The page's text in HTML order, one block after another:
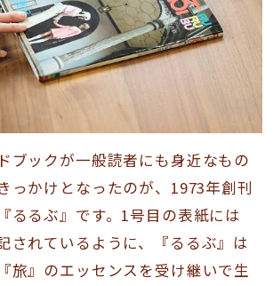
ブックが一般読者にも身近なもの
っかけとなったのが、1973年創刊
るるぶ』です。1号目の表紙には
されているように、『るるぶ』は
旅』のエッセンスを受け継いで生